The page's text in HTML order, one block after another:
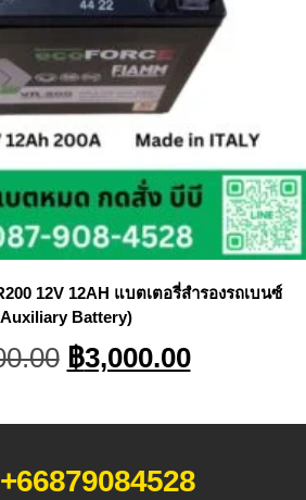
12V 12AH แบตเตอรี่สำรองรถเบนซ์
Battery)
Original
price
฿3,500.00.
฿3,000.00Current
price
฿
+66879084528